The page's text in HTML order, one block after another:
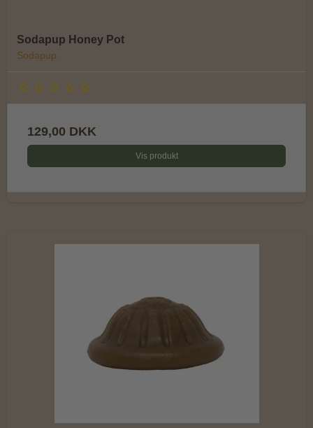
Sodapup Honey Pot
Sodapup
129,00 DKK
Vis produkt